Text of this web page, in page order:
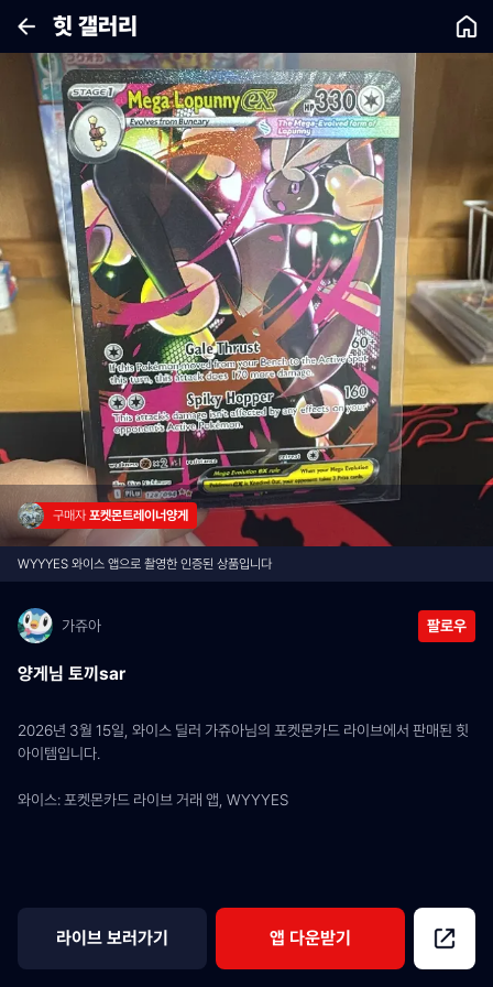
힛 갤러리
구매자 포켓몬트레이너양게
WYYYES 와이스 앱으로 촬영한 인증된 상품입니다
가쥬아 팔로우
양게님 토끼sar
2026년 3월 15일, 와이스 딜러 가쥬아님의 포켓몬카드 라이브에서 판매된 힛
아이템입니다.
와이스: 포켓몬카드 라이브 거래 앱, WYYYES
라이브 보러가기 앱 다운받기